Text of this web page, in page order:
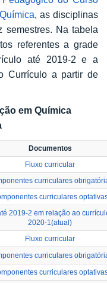
, as disciplinas
semestres. Na tabela
referentes a grade
até 2019-2 e a
Currículo a partir de
em Química
Documentos
Fluxo curricular
curriculares
curriculares
2019-2 em relação ao
2020-1(atual)
Fluxo curricular
curriculares
curriculares